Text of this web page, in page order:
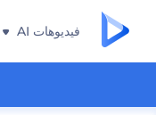
فيديوهات AI